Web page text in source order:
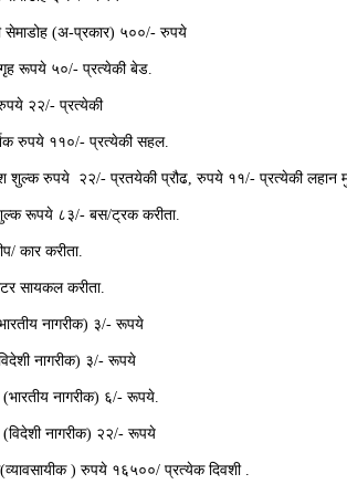
सेमाडोह (अ-प्रकार) ५००/- रुपये
रूपये ५०/- प्रत्येकी बेड.
२२/- प्रत्‍येकी
रुपये ११०/- प्रत्येकी सहल.
शुल्क रुपये २२/- प्रतयेकी प्रौढ, रुपये ११/- प्रत्येकी लहान
रूपये ८३/- बस/ट्रक करीता.
कार करीता.
सायकल करीता.
नागरीक) ३/- रूपये
नागरीक) ३/- रूपये
(भारतीय नागरीक) ६/- रूपये.
(विदेशी नागरीक) २२/- रूपये
) रुपये १६५००/ प्रत्येक दिवशी .